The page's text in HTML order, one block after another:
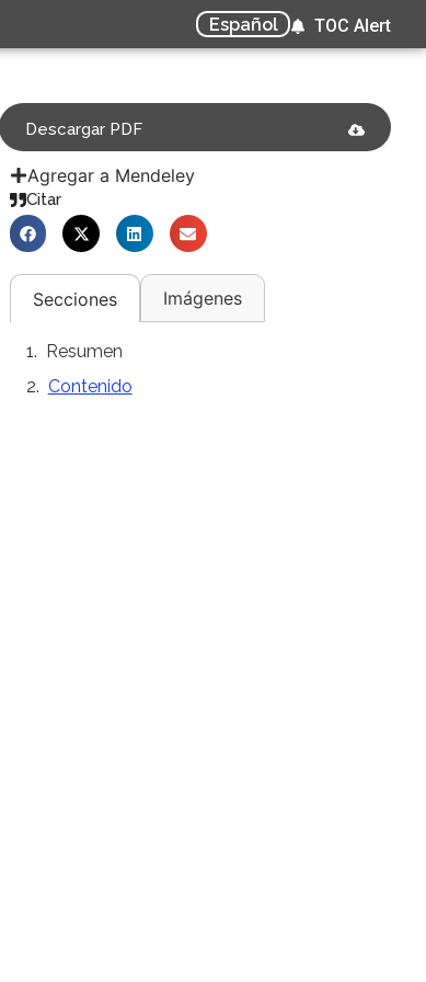
Español TOC Alert
Descargar PDF
Agregar a Mendeley
Citar
Secciones Imágenes
Resumen
Contenido